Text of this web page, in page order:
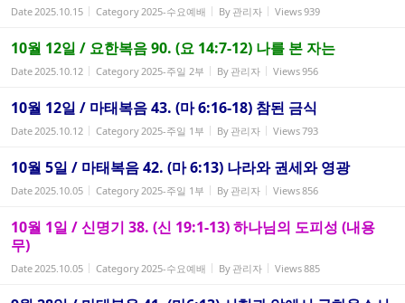
Date2025.10.15 Category2025-수요예배 By 관리자 Views939
10월 12일 / 요한복음 90. (요 14:7-12) 나를 본 자는
Date2025.10.12 Category2025-주일 2부 By 관리자 Views956
10월 12일 / 마태복음 43. (마 6:16-18) 참된 금식
Date2025.10.12 Category2025-주일 1부 By 관리자 Views793
10월 5일 / 마태복음 42. (마 6:13) 나라와 권세와 영광
Date2025.10.05 Category2025-주일 1부 By 관리자 Views856
10월 1일 / 신명기 38. (신 19:1-13) 하나님의 도피성 (내용
무)
Date2025.10.05 Category2025-수요예배 By 관리자 Views885